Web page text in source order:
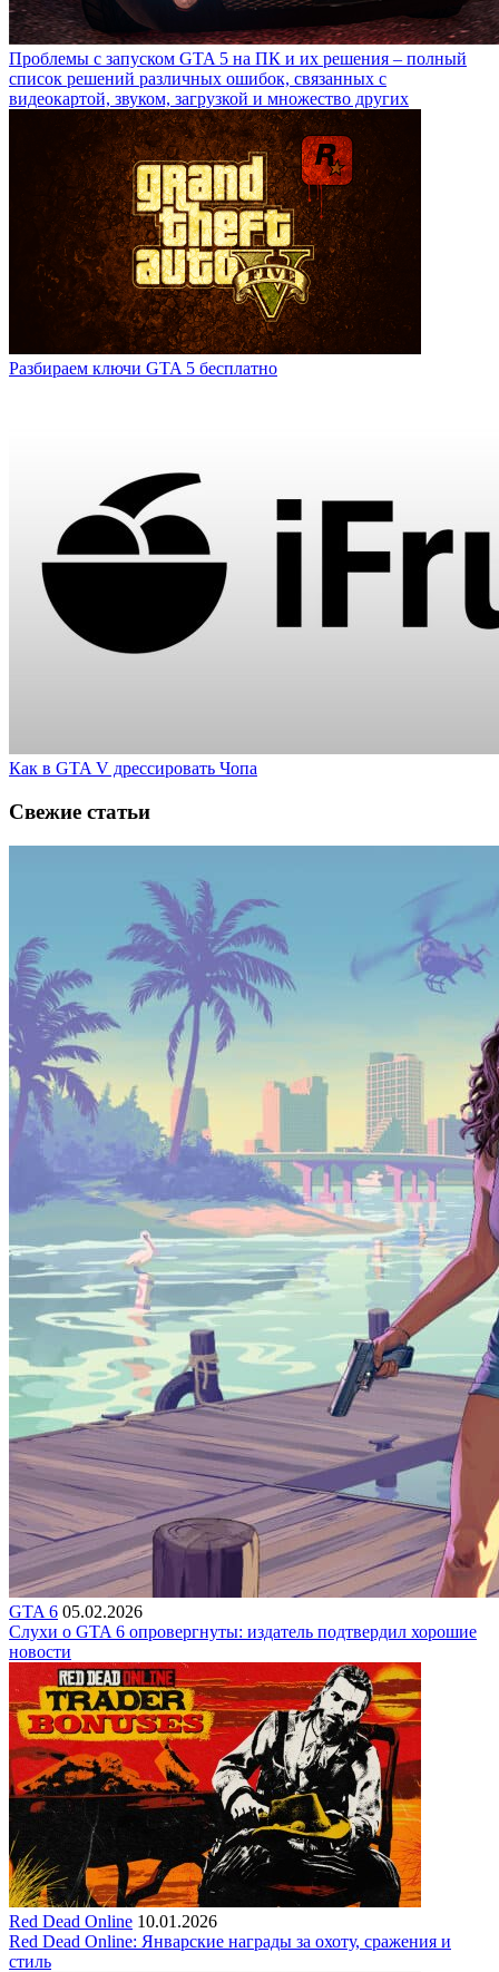
Проблемы с запуском GTA 5 на ПК и их решения – полный
список решений различных ошибок, связанных с
видеокартой, звуком, загрузкой и множество других
Разбираем ключи GTA 5 бесплатно
Как в GTA V дрессировать Чопа
Свежие статьи
GTA 6 05.02.2026
Слухи о GTA 6 опровергнуты: издатель подтвердил хорошие
новости
Red Dead Online 10.01.2026
Red Dead Online: Январские награды за охоту, сражения и
стиль